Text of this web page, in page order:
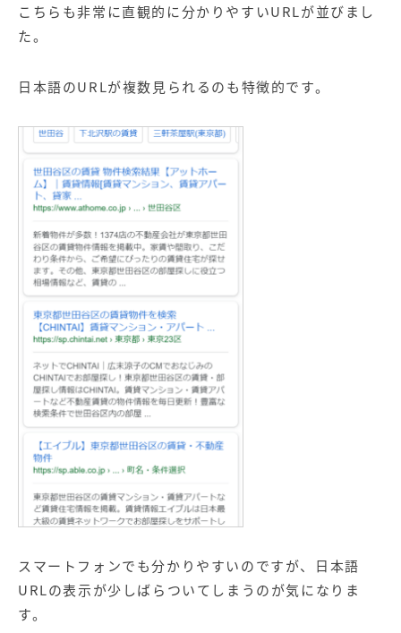
こちらも非常に直観的に分かりやすいURLが並びまし
た。
日本語のURLが複数見られるのも特徴的です。
スマートフォンでも分かりやすいのですが、日本語
URLの表示が少しばらついてしまうのが気になりま
す。